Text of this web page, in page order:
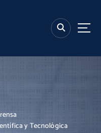
y Tecnológica